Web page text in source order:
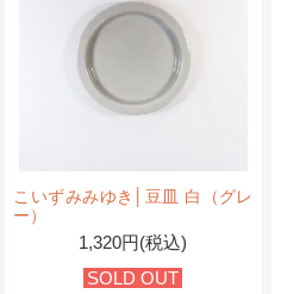
こいずみみゆき│豆皿 白（グレ
ー）
1,320円(税込)
SOLD OUT